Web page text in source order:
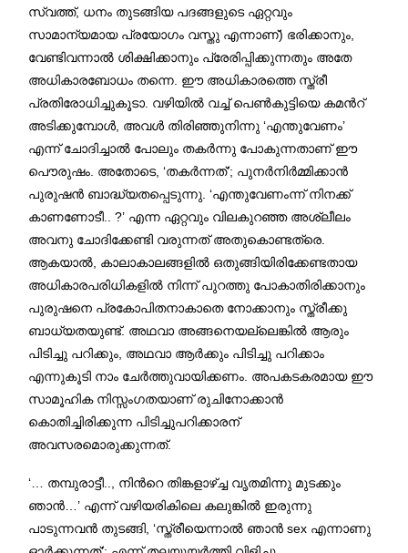
സ്വത്ത്, ധനം തുടങ്ങിയ പദങ്ങളുടെ ഏറ്റവും
സാമാന്യമായ പ്രയോഗം വസ്തു എന്നാണ്) ഭരിക്കാനും,
വേണ്ടിവന്നാൽ ശിക്ഷിക്കാനും പ്രേരിപ്പിക്കുന്നതും അതേ
അധികാരബോധം തന്നെ. ഈ അധികാരത്തെ സ്ത്രീ
പ്രതിരോധിച്ചുകൂടാ. വഴിയിൽ വച്ച് പെൺകുട്ടിയെ കമൻറ്
അടിക്കുമ്പോൾ, അവൾ തിരിഞ്ഞുനിന്നു ‘എന്തുവേണം’
എന്ന് ചോദിച്ചാൽ പോലും തകർന്നു പോകുന്നതാണ് ഈ
പൌരുഷം. അതോടെ, ‘തകർന്നത്’; പുനർനിർമ്മിക്കാൻ
പുരുഷൻ ബാദ്ധ്യതപ്പെടുന്നു. ‘എന്തുവേണംന്ന് നിനക്ക്
കാണണോടീ.. ?’ എന്ന ഏറ്റവും വിലകുറഞ്ഞ അശ്ലീലം
അവനു ചോദിക്കേണ്ടി വരുന്നത് അതുകൊണ്ടത്രെ.
ആകയാൽ, കാലാകാലങ്ങളിൽ ഒതുങ്ങിയിരിക്കേണ്ടതായ
അധികാരപരിധികളിൽ നിന്ന് പുറത്തു പോകാതിരിക്കാനും
പുരുഷനെ പ്രകോപിതനാകാതെ നോക്കാനും സ്ത്രീക്കു
ബാധ്യതയുണ്ട്. അഥവാ അങ്ങനെയല്ലെങ്കിൽ ആരും
പിടിച്ചു പറിക്കും, അഥവാ ആർക്കും പിടിച്ചു പറിക്കാം
എന്നുകൂടി നാം ചേർത്തുവായിക്കണം. അപകടകരമായ ഈ
സാമൂഹിക നിസ്സംഗതയാണ് രുചിനോക്കാൻ
കൊതിച്ചിരിക്കുന്ന പിടിച്ചുപറിക്കാരന്
അവസരമൊരുക്കുന്നത്.
‘… തമ്പുരാട്ടീ.., നിൻറെ തിങ്കളാഴ്ച്ച വൃതമിന്നു മുടക്കും
ഞാൻ…’ എന്ന് വഴിയരികിലെ കലുങ്കിൽ ഇരുന്നു
പാടുന്നവൻ തുടങ്ങി, ‘സ്ത്രീയെന്നാൽ ഞാൻ sex എന്നാണു